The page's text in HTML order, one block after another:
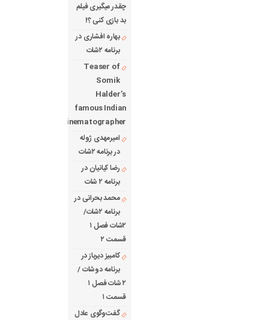
چقدر میگیری فیلم
بد بازی کنی ؟!
بهاره افشاری در
برنامه ۲شات
Teaser of
Somik
Halder’s
famous Indian
cinematographer
امیرمهدی ژوله
در برنامه ۲شات
رضا کیانیان در
برنامه ۲ شات
محمد بحرانی در
برنامه ۲شات/
۲شات فصل ۱
قسمت ۲
کامبیز دیرباز در
برنامه دوشات /
۲ شات فصل ۱
قسمت ۱
گفت‌وگوی عادل